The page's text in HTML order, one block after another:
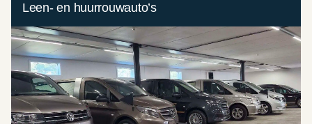
Leen- en huurrouwauto’s